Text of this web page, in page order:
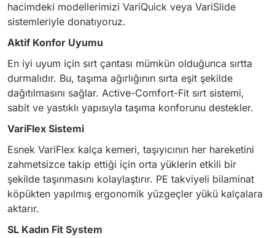
hacimdeki modellerimizi VariQuick veya VariSlide
sistemleriyle donatıyoruz.
Aktif Konfor Uyumu
En iyi uyum için sırt çantası mümkün olduğunca sırtta
durmalıdır. Bu, taşıma ağırlığının sırta eşit şekilde
dağıtılmasını sağlar. Active-Comfort-Fit sırt sistemi,
sabit ve yastıklı yapısıyla taşıma konforunu destekler.
VariFlex Sistemi
Esnek VariFlex kalça kemeri, taşıyıcının her hareketini
zahmetsizce takip ettiği için orta yüklerin etkili bir
şekilde taşınmasını kolaylaştırır. PE takviyeli bilaminat
köpükten yapılmış ergonomik yüzgeçler yükü kalçalara
aktarır.
SL Kadın Fit System